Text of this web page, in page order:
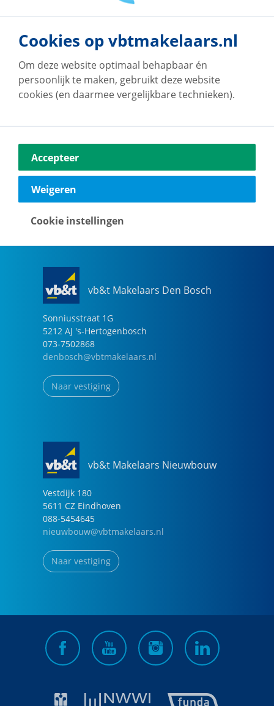
helmond@vbtmakelaars.nl
Naar vestiging
Vestdijk 180
5611 CZ Eindhoven
040-2696949
vb&t Makelaars Den Bosch
Sonniusstraat 1G
5212 AJ 's-Hertogenbosch
073-7502868
denbosch@vbtmakelaars.nl
Naar vestiging
vb&t Makelaars Nieuwbouw
Vestdijk 180
5611 CZ Eindhoven
088-5454645
nieuwbouw@vbtmakelaars.nl
Naar vestiging
Cookies op vbtmakelaars.nl
Om deze website optimaal behapbaar én
persoonlijk te maken, gebruikt deze website
cookies (en daarmee vergelijkbare technieken).
Accepteer
Weigeren
Cookie instellingen